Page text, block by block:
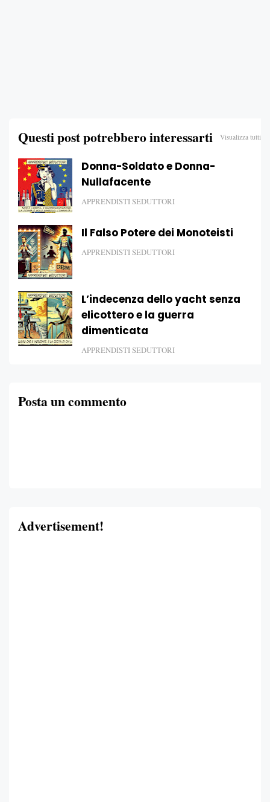
Questi post potrebbero interessarti Visualizza tutti
Donna-Soldato e Donna-
Nullafacente
APPRENDISTI SEDUTTORI
Il Falso Potere dei Monoteisti
APPRENDISTI SEDUTTORI
L’indecenza dello yacht senza
elicottero e la guerra
dimenticata
APPRENDISTI SEDUTTORI
Posta un commento
Advertisement!